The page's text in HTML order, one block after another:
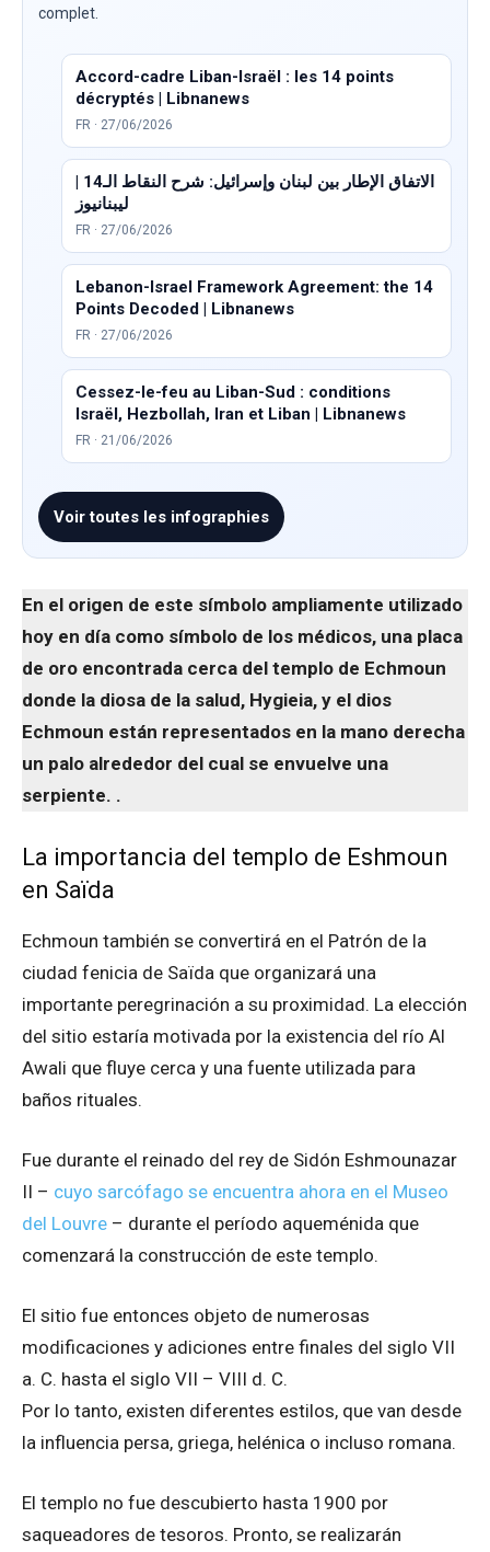
complet.
Accord-cadre Liban-Israël : les 14 points
décryptés | Libnanews
FR · 27/06/2026
الاتفاق الإطار بين لبنان وإسرائيل: شرح النقاط الـ14 |
ليبنانيوز
FR · 27/06/2026
Lebanon-Israel Framework Agreement: the 14
Points Decoded | Libnanews
FR · 27/06/2026
Cessez-le-feu au Liban-Sud : conditions
Israël, Hezbollah, Iran et Liban | Libnanews
FR · 21/06/2026
Voir toutes les infographies
En el origen de este símbolo ampliamente utilizado
hoy en día como símbolo de los médicos, una placa
de oro encontrada cerca del templo de Echmoun
donde la diosa de la salud, Hygieia, y el dios
Echmoun están representados en la mano derecha
un palo alrededor del cual se envuelve una
serpiente. .
La importancia del templo de Eshmoun
en Saïda
Echmoun también se convertirá en el Patrón de la
ciudad fenicia de Saïda que organizará una
importante peregrinación a su proximidad. La elección
del sitio estaría motivada por la existencia del río Al
Awali que fluye cerca y una fuente utilizada para
baños rituales.
Fue durante el reinado del rey de Sidón Eshmounazar
II – cuyo sarcófago se encuentra ahora en el Museo
del Louvre – durante el período aqueménida que
comenzará la construcción de este templo.
El sitio fue entonces objeto de numerosas
modificaciones y adiciones entre finales del siglo VII
a. C. hasta el siglo VII – VIII d. C.
Por lo tanto, existen diferentes estilos, que van desde
la influencia persa, griega, helénica o incluso romana.
El templo no fue descubierto hasta 1900 por
saqueadores de tesoros. Pronto, se realizarán